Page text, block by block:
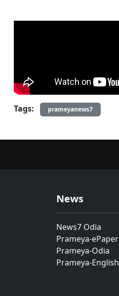
Tags: prameyanews7
News
News7 Odia
Prameya-ePaper
Prameya-Odia
Prameya-English